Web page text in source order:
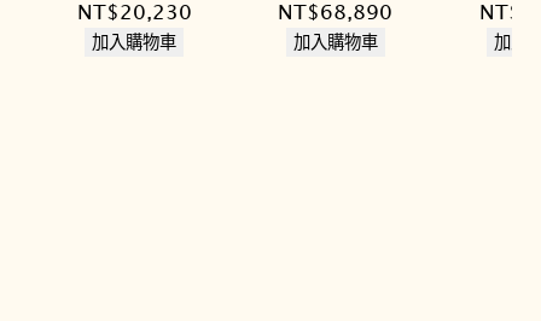
原
始
NT$20,230目
加入購物車
原
始
NT$68,890
加入購物車
原
始
NT$
加入